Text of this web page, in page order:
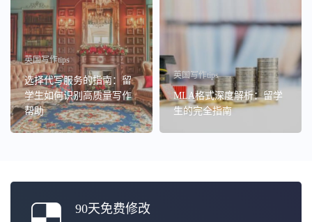
英国写作tips
选择代写服务的指南：留
学生如何识别高质量写作
帮助
英国写作tips
MLA格式深度解析：留学
生的完全指南
90天免费修改